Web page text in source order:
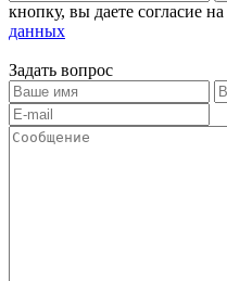
кнопку, вы даете согласие на
данных
Задать вопрос